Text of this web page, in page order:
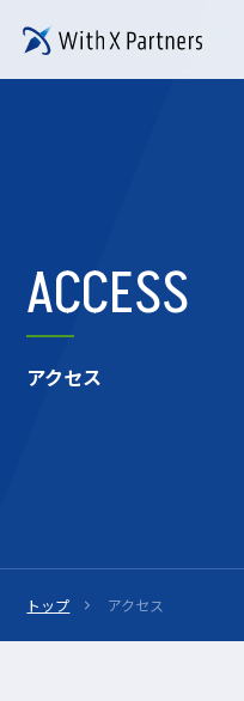
ACCESS
アクセス
トップ アクセス